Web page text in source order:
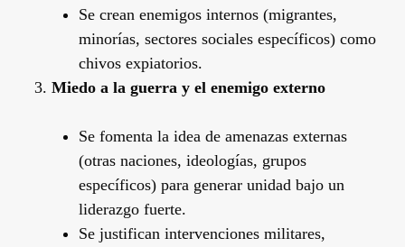
Se crean enemigos internos (migrantes,
minorías, sectores sociales específicos) como
chivos expiatorios.
Miedo a la guerra y el enemigo externo
Se fomenta la idea de amenazas externas
(otras naciones, ideologías, grupos
específicos) para generar unidad bajo un
liderazgo fuerte.
Se justifican intervenciones militares,